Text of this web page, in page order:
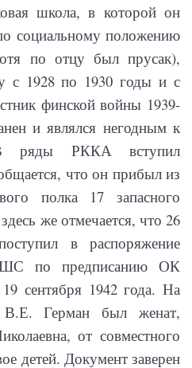
школа, в которой он
социальному положению
по отцу был прусак),
с 1928 по 1930 годы и с
финской войны 1939-
и являлся негодным к
ряды РККА вступил
что он прибыл из
полка 17 запасного
же отмечается, что 26
в распоряжение
по предписанию ОК
1942 года. На
В.Е. Герман был женат,
от совместного
детей. Документ заверен